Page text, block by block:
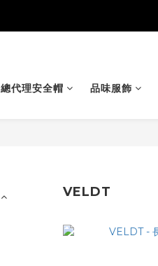
總代理安全帽 品味服飾
VELDT